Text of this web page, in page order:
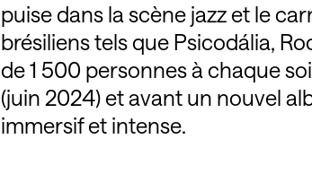
puise dans la scène jazz et le
brésiliens tels que Psicodália,
de 1 500 personnes à chaque
(juin 2024) et avant un nouvel
immersif et intense.